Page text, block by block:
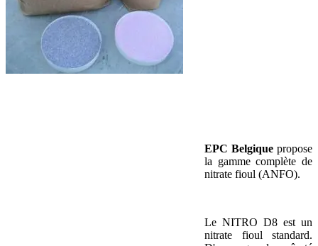
EPC Belgique propose
la gamme complète de
nitrate fioul (ANFO).
Le NITRO D8 est un
nitrate fioul standard.